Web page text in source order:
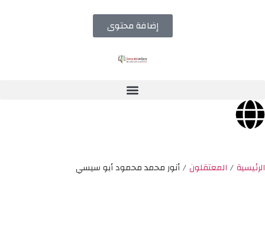
إضافة محتوى
الرئيسية/ المعتقلون/أنور محمد محمود أبو سيسي